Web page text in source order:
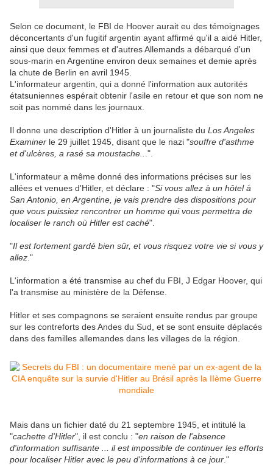
Selon ce document, le FBI de Hoover aurait eu des témoignages
déconcertants d'un fugitif argentin ayant affirmé qu'il a aidé Hitler,
ainsi que deux femmes et d'autres Allemands a débarqué d'un
sous-marin en Argentine environ deux semaines et demie après
la chute de Berlin en avril 1945.
L'informateur argentin, qui a donné l'information aux autorités
étatsuniennes espérait obtenir l'asile en retour et que son nom ne
soit pas nommé dans les journaux.
Il donne une description d'Hitler à un journaliste du Los Angeles
Examiner le 29 juillet 1945, disant que le nazi "souffre d'asthme
et d'ulcères, a rasé sa moustache..
.".
L'informateur a même donné des informations précises sur les
allées et venues d'Hitler, et déclare : "Si vous allez à un hôtel à
San Antonio, en Argentine, je vais prendre des dispositions pour
que vous puissiez rencontrer un homme qui vous permettra de
localiser le ranch où Hitler est caché".
"Il est fortement gardé bien sûr, et vous risquez votre vie si vous y
allez ."
L'information a été transmise au chef du FBI, J Edgar Hoover, qui
l'a transmise au ministère de la Défense.
Hitler et ses compagnons se seraient ensuite rendus par groupe
sur les contreforts des Andes du Sud, et se sont ensuite déplacés
dans des familles allemandes dans les villages de la région.
Mais dans un fichier daté du 21 septembre 1945, et intitulé la
"cachette d'Hitler", il est conclu : "en raison de l'absence
d'information suffisante ... il est impossible de continuer les efforts
pour localiser Hitler avec le peu d'informations à ce jour ."